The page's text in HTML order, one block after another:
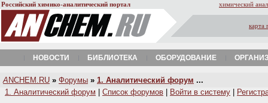
Российский химико-аналитический портал химический
карта
НОВОСТИ БИБЛИОТЕКА ОБОРУДОВАНИЕ
A NCHEM.RU » Форумы » 1. Аналитический форум ...
1. Аналитический форум
Список форумов Войти в систему